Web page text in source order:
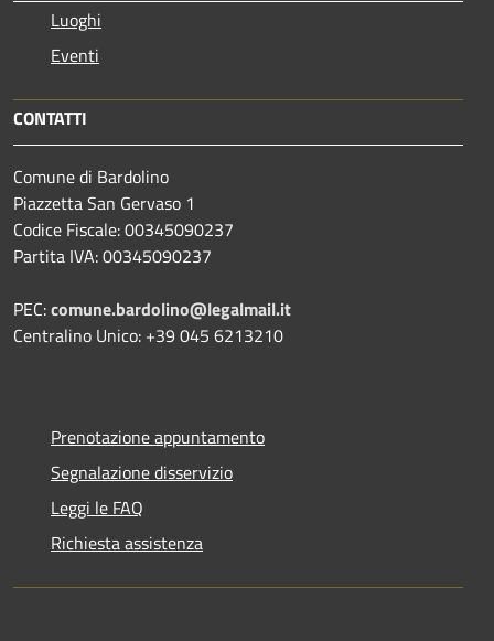
Luoghi
Eventi
CONTATTI
Comune di Bardolino
Piazzetta San Gervaso 1
Codice Fiscale: 00345090237
Partita IVA: 00345090237
PEC:comune.bardolino@legalmail.it
Centralino Unico: +39 045 6213210
Prenotazione appuntamento
Segnalazione disservizio
Leggi le FAQ
Richiesta assistenza